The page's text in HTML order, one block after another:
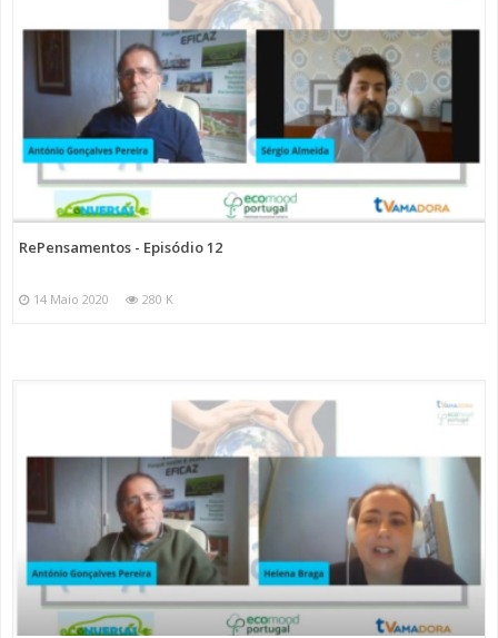
RePensamentos - Episódio 12
14 Maio 2020 280 K